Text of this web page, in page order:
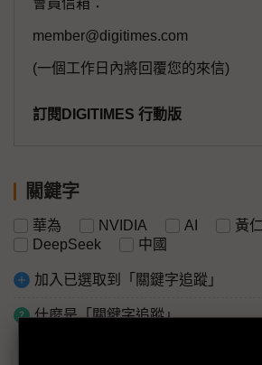
會員信箱：
member@digitimes.com
(一個工作日內將回覆您的來信)
訂閱DIGITIMES 行動版
關鍵字
華為 NVIDIA AI
黃
DeepSeek
中國
加入已選取到「關鍵字追蹤」
什麼是「關鍵字追蹤」